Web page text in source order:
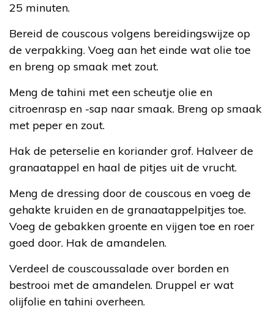
25 minuten.
Bereid de couscous volgens bereidingswijze op
de verpakking. Voeg aan het einde wat olie toe
en breng op smaak met zout.
Meng de tahini met een scheutje olie en
citroenrasp en -sap naar smaak. Breng op smaak
met peper en zout.
Hak de peterselie en koriander grof. Halveer de
granaatappel en haal de pitjes uit de vrucht.
Meng de dressing door de couscous en voeg de
gehakte kruiden en de granaatappelpitjes toe.
Voeg de gebakken groente en vijgen toe en roer
goed door. Hak de amandelen.
Verdeel de couscoussalade over borden en
bestrooi met de amandelen. Druppel er wat
olijfolie en tahini overheen.